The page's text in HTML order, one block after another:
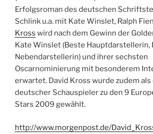
Erfolgsroman des deutschen
Schlink u.a. mit Kate Winslet, Ralph
Kross wird nach dem Gewinn der
Kate Winslet (Beste Hauptdarstellerin,
Nebendarstellerin) und ihrer sechsten
Oscarnominierung mit besonderem
erwartet. David Kross wurde zudem
deutscher Schauspieler zu den 9
Stars 2009 gewählt.
http://www.morgenpost.de/